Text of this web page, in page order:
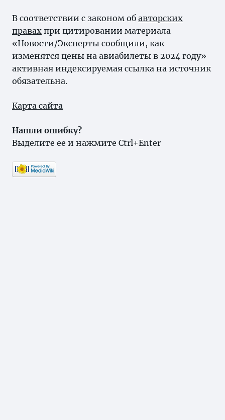
В соответствии с законом об авторских
правах при цитировании материала
«Новости/Эксперты сообщили, как
изменятся цены на авиабилеты в 2024 году»
активная индексируемая ссылка на источник
обязательна.
Карта сайта
Нашли ошибку?
Выделите ее и нажмите Ctrl+Enter